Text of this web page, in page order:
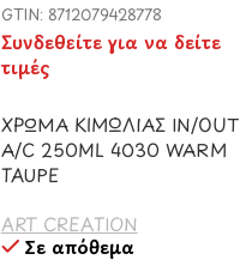
GTIN: 8712079428778
Συνδεθείτε για να δείτε
τιμές
ΧΡΩΜΑ ΚΙΜΩΛΙΑΣ IN/OUT
A/C 250ML 4030 WARM
TAUPE
ART CREATION
Σε απόθεμα